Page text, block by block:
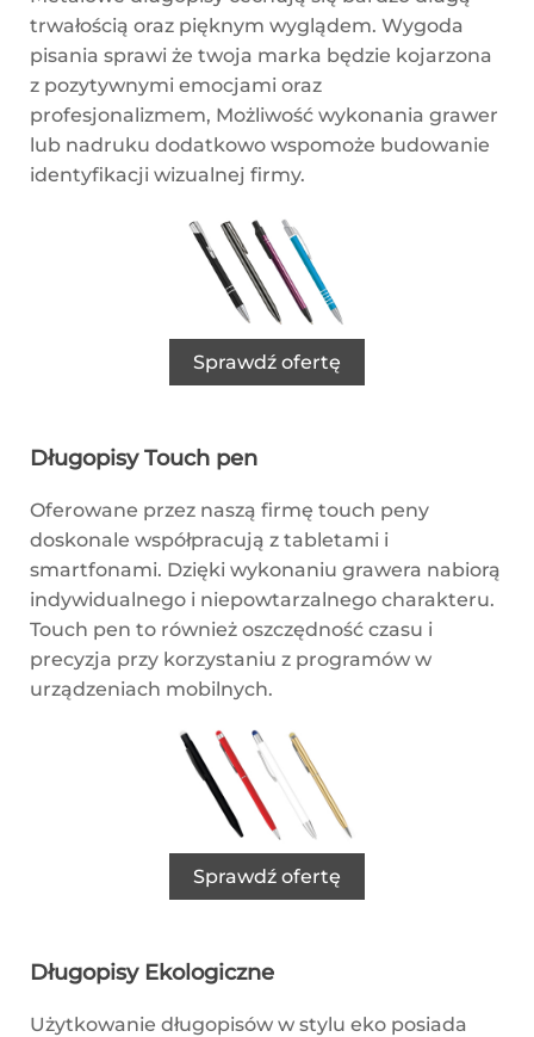
trwałością oraz pięknym wyglądem. Wygoda
pisania sprawi że twoja marka będzie kojarzona
z pozytywnymi emocjami oraz
profesjonalizmem, Możliwość wykonania grawer
lub nadruku dodatkowo wspomoże budowanie
identyfikacji wizualnej firmy.
Sprawdź ofertę
Długopisy Touch pen
Oferowane przez naszą firmę touch peny
doskonale współpracują z tabletami i
smartfonami. Dzięki wykonaniu grawera nabiorą
indywidualnego i niepowtarzalnego charakteru.
Touch pen to również oszczędność czasu i
precyzja przy korzystaniu z programów w
urządzeniach mobilnych.
Sprawdź ofertę
Długopisy Ekologiczne
Użytkowanie długopisów w stylu eko posiada